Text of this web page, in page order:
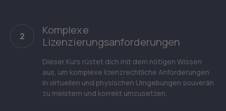
2
Komplexe
Lizenzierungsanforderungen
Dieser Kurs rüstet dich mit dem nötigen Wissen
aus, um komplexe lizenzrechtliche Anforderungen
in virtuellen und physischen Umgebungen souverän
zu meistern und korrekt umzusetzen.